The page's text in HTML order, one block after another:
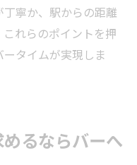
寧か、駅からの距離
れらのポイントを押
タイムが実現しま
るならバーへ